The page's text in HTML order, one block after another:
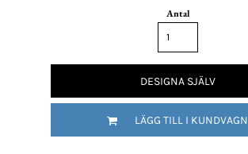
Antal
DESIGNA SJÄLV
LÄGG TILL I KUNDVAGN